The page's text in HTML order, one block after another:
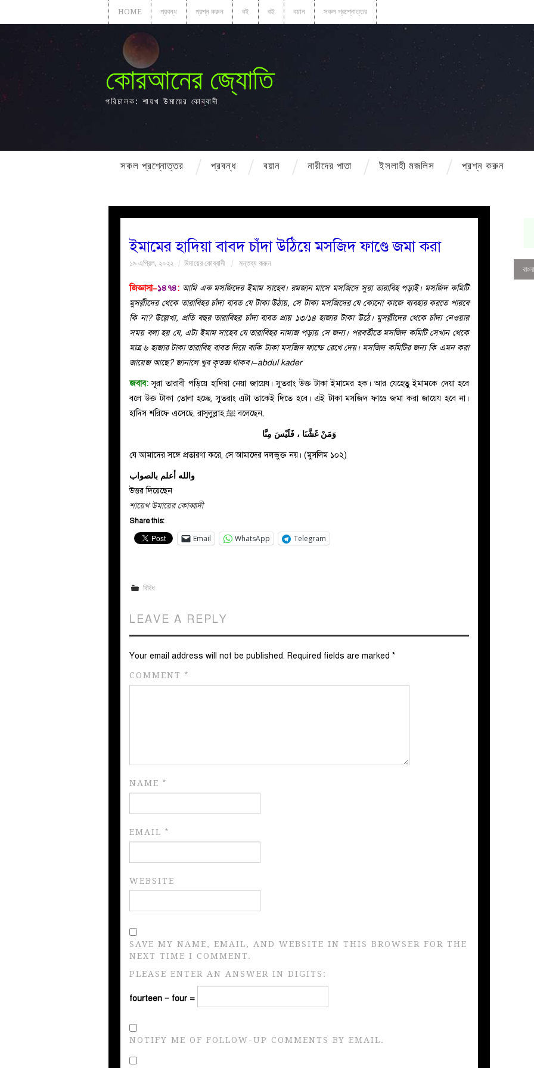
HOME প্রবন্ধ প্রশ্ন করুন বই বই বয়ান সকল প্রশ্নোত্তর
কোরআনের জ্যোতি
পরিচালক: শায়খ উমায়ের কোব্বাদী
সকল প্রশ্নোত্তর প্রবন্ধ বয়ান নারীদের পাতা ইসলাহী মজলিস প্রশ্ন করুন
ইমামের হাদিয়া বাবদ চাঁদা উঠিয়ে মসজিদ ফাণ্ডে জমা করা
১৯ এপ্রিল, ২০২২ উমায়ের কোব্বাদী মন্তব্য করুন
জিজ্ঞাসা–১৪৭৪: আমি এক মসজিদের ইমাম সাহেব। রমজান মাসে মসজিদে সুরা তারাবিহ পড়াই। মসজিদ কমিটি
মুসল্লীদের থেকে তারাবিহর চাঁদা বাবত যে টাকা উঠায়, সে টাকা মসজিদের যে কোনো কাজে ব্যবহার করতে পারবে
কি না? উল্লেখ্য, প্রতি বছর তারাবিহর চাঁদা বাবত প্রায় ১৩/১৪ হাজার টাকা উঠে। মুসল্লীদের থেকে চাঁদা নেওয়ার
সময় বলা হয় যে, এটা ইমাম সাহেব যে তারাবিহর নামাজ পড়ায় সে জন্য। পরবর্তীতে মসজিদ কমিটি সেখান থেকে
মাত্র ৬ হাজার টাকা তারাবিহ বাবত দিয়ে বাকি টাকা মসজিদ ফান্ডে রেখে দেয়। মসজিদ কমিটির জন্য কি এমন করা
জায়েজ আছে? জানালে খুব কৃতজ্ঞ থাকব।–abdul kader
জবাব:সূরা তারাবী পড়িয়ে হাদিয়া নেয়া জায়েয। সুতরাং উক্ত টাকা ইমামের হক। আর যেহেতু ইমামকে দেয়া হবে
বলে উক্ত টাকা তোলা হচ্ছে, সুতরাং এটা তাকেই দিতে হবে। এই টাকা মসজিদ ফাণ্ডে জমা করা জায়েয হবে না।
হাদিস শরিফে এসেছে, রাসূলুল্লাহﷺবলেছেন,
وَمَنْ غَشَّنَا ، فَلَيْسَ مِنَّا
যে আমাদের সঙ্গে প্রতারণা করে, সে আমাদের দলভুক্ত নয়। (মুসলিম ১০২)
والله أعلم بالصواب
উত্তর দিয়েছেন
শায়েখ উমায়ের কোব্বাদী
Share this:
Email WhatsApp Telegram
বিবিধ
LEAVE A REPLY
Your email address will not be published. Required fields are marked *
COMMENT *
NAME *
EMAIL *
WEBSITE
SAVE MY NAME, EMAIL, AND WEBSITE IN THIS BROWSER FOR THE
NEXT TIME I COMMENT.
PLEASE ENTER AN ANSWER IN DIGITS:
fourteen − four =
NOTIFY ME OF FOLLOW-UP COMMENTS BY EMAIL.